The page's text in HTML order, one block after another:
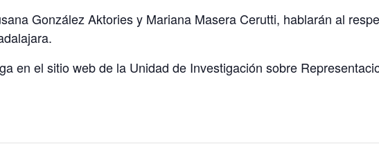
González Aktories y Mariana Masera Cerutti, hablarán al
en el sitio web de la Unidad de Investigación sobre